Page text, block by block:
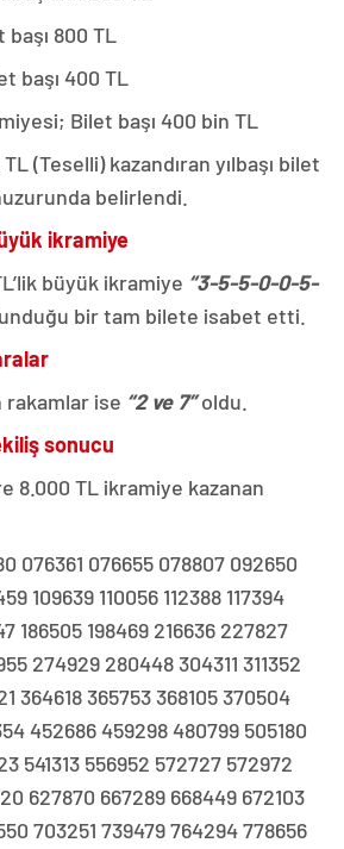
800 TL
başı 400 TL
Bilet başı 400 bin TL
(Teselli) kazandıran yılbaşı bilet
belirlendi.
ikramiye
büyük ikramiye “3-5-5-0-0-5-
bir tam bilete isabet etti.
ise “2 ve 7”oldu.
sonucu
8.000 TL ikramiye kazanan
076361 076655 078807 092650
109639 110056 112388 117394
186505 198469 216636 227827
274929 280448 304311 311352
364618 365753 368105 370504
452686 459298 480799 505180
541313 556952 572727 572972
627870 667289 668449 672103
703251 739479 764294 778656